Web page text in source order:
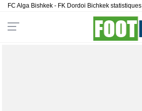
FC Alga Bishkek - FK Dordoi Bichkek statistiques